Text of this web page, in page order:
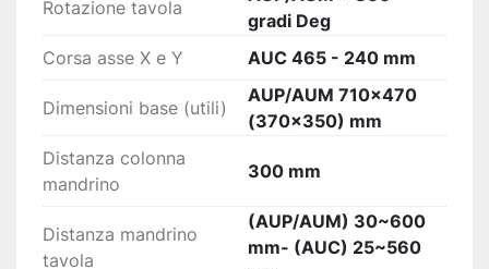
Rotazione tavola
gradi Deg
Corsa asse X e Y
AUC 465 - 240 mm
Dimensioni base (utili)
AUP/AUM 710x470
(370x350) mm
Distanza colonna
mandrino
300 mm
Distanza mandrino
tavola
(AUP/AUM) 30~600
mm- (AUC) 25~560